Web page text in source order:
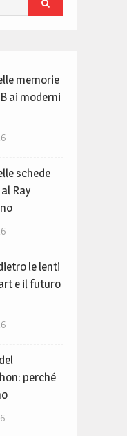
memorie
ai moderni
schede
Ray
le lenti
e il futuro
perché